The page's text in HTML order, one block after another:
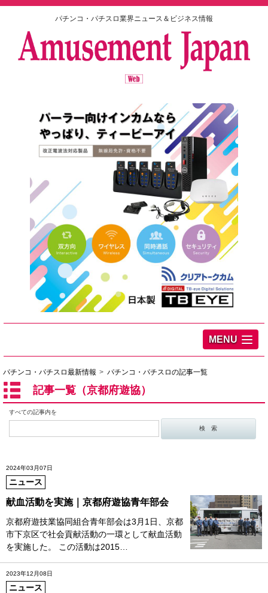
パチンコ・パチスロ業界ニュース＆ビジネス情報
MENU
パチンコ・パチスロ最新情報 パチンコ・パチスロの記事一覧
記事一覧（京都府遊協）
すべての記事内を
2024年03月07日
ニュース
献血活動を実施｜京都府遊協青年部会
京都府遊技業協同組合青年部会は3月1日、京都
市下京区で社会貢献活動の一環として献血活動
を実施した。 この活動は2015…
2023年12月08日
ニュース